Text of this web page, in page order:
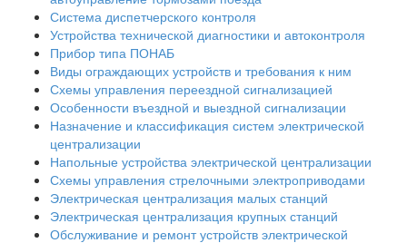
Система диспетчерского контроля
Устройства технической диагностики и автоконтроля
Прибор типа ПОНАБ
Виды ограждающих устройств и требования к ним
Схемы управления переездной сигнализацией
Особенности въездной и выездной сигнализации
Назначение и классификация систем электрической
централизации
Напольные устройства электрической централизации
Схемы управления стрелочными электроприводами
Электрическая централизация малых станций
Электрическая централизация крупных станций
Обслуживание и ремонт устройств электрической